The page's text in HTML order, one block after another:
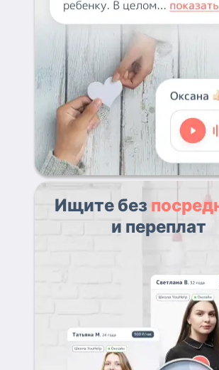
Ищите без
и переплат